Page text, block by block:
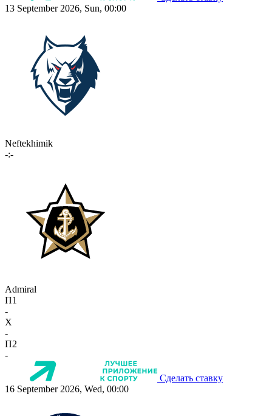
13 September 2026, Sun, 00:00
Neftekhimik
-:-
Admiral
П1
-
X
-
П2
-
Сделать ставку
16 September 2026, Wed, 00:00